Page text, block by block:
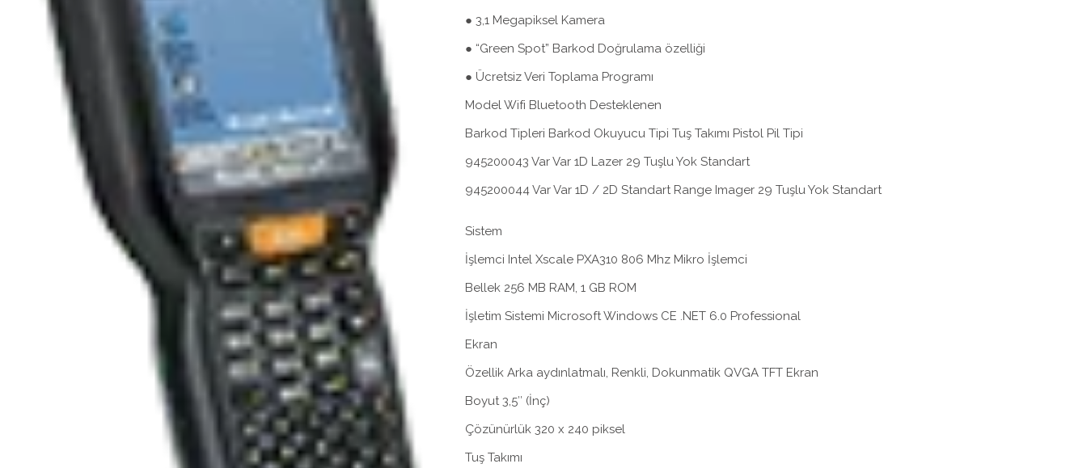
Barkod Okuyucu
El Terminali
● 3,1 Megapiksel Kamera
● “Green Spot” Barkod Doğrulama özelliği
● Ücretsiz Veri Toplama Programı
Model Wifi Bluetooth Desteklenen
Barkod Tipleri Barkod Okuyucu Tipi Tuş Takımı Pistol Pil Tipi
945200043 Var Var 1D Lazer 29 Tuşlu Yok Standart
945200044 Var Var 1D / 2D Standart Range Imager 29 Tuşlu Yok Standart
Sistem
İşlemci Intel Xscale PXA310 806 Mhz Mikro İşlemci
Bellek 256 MB RAM, 1 GB ROM
İşletim Sistemi Microsoft Windows CE .NET 6.0 Professional
Ekran
Özellik Arka aydınlatmalı, Renkli, Dokunmatik QVGA TFT Ekran
Boyut 3,5″ (İnç)
Çözünürlük 320 x 240 piksel
Tuş Takımı